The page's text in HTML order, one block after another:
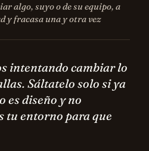
algo, suyo o de su equipo, a
y fracasa una y otra vez
intentando cambiar lo
Sáltatelo solo si ya
es diseño y no
tu entorno para que